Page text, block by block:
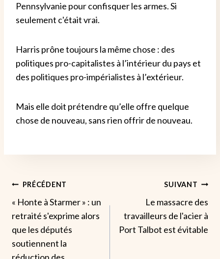
Pennsylvanie pour confisquer les armes. Si
seulement c'était vrai.
Harris prône toujours la même chose : des
politiques pro-capitalistes à l’intérieur du pays et
des politiques pro-impérialistes à l’extérieur.
Mais elle doit prétendre qu’elle offre quelque
chose de nouveau, sans rien offrir de nouveau.
Navigation
De
L’article
PRÉCÉDENT
« Honte à Starmer » : un
retraité s'exprime alors
que les députés
soutiennent la
SUIVANT
Le massacre des
travailleurs de l'acier à
Port Talbot est évitable